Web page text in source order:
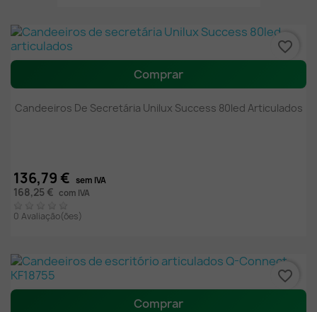
Comprar
Candeeiros De Secretária Unilux Success 80led Articulados
136,79 € sem IVA
168,25 € com IVA
0 Avaliação(ões)
favorite_border
Comprar
favorite_border